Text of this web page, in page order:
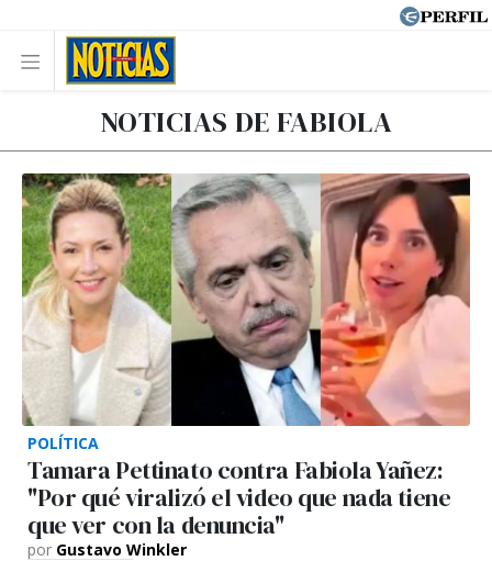
NOTICIAS DE FABIOLA
POLÍTICA
Tamara Pettinato contra Fabiola Yañez:
"Por qué viralizó el video que nada tiene
que ver con la denuncia"
por Gustavo Winkler